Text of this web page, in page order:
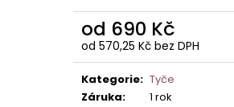
od 690 Kč
od 570,25 Kč bez DPH
Měrná
cena:
Kategorie: Tyče
Záruka: 1 rok
OXEROVÉ ZADNÍ STOJANY